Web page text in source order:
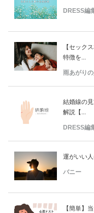
DRESS編
【セック
特徴を...
雨あがり
結婚線の
解説【...
DRESS編
運がいい
バニー
【簡単】